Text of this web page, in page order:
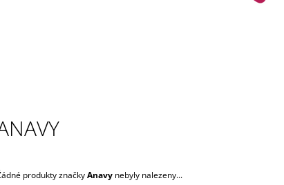
produkty značkyAnavy nebyly nalezeny...
FREE TO GROW WHALE WATCH
PÁR NÁVLEČKŮ NA NOŽIČKY